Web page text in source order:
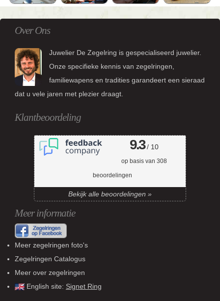
Over Ons
Juwelier De Zegelring is gespecialiseerd juwelier.
Onze specifieke kennis van zegelringen,
familiewapens en tradities garandeert een sieraad
dat u vele jaren met plezier draagt.
Klantbeoordeling
9.3/ 10
op basis van 308
beoordelingen
Bekijk alle beoordelingen »
Meer informatie
Meer zegelringen foto's
Zegelringen Catalogus
Meer over zegelringen
English site: Signet Ring